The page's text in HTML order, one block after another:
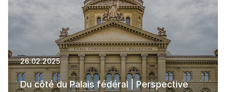
26.02.2025
Du côté du Palais fédéral | Perspective